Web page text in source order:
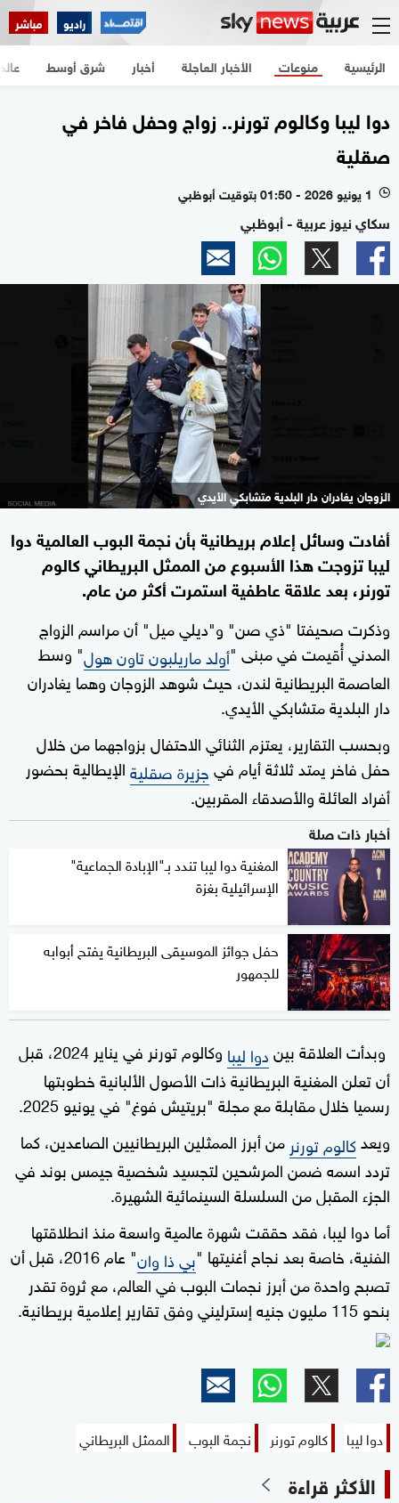
راديو مباشر
الرئيسية الأخبار العاجلة أخبار شرق أوسط منوعات
دوا ليبا وكالوم تورنر.. زواج وحفل فاخر في
صقلية
l 1 يونيو 2026 - 01:50 بتوقيت أبوظبي
سكاي نيوز عربية - أبوظبي
الزوجان يغادران دار البلدية متشابكي الأيدي
أفادت وسائل إعلام بريطانية بأن نجمة البوب العالمية دوا
ليبا تزوجت هذا الأسبوع من الممثل البريطاني كالوم
تورنر، بعد علاقة عاطفية استمرت أكثر من عام.
وذكرت صحيفتا "ذي صن" و"ديلي ميل" أن مراسم الزواج
المدني أُقيمت في مبنى "أولد ماريلبون تاون هول" وسط
العاصمة البريطانية لندن، حيث شوهد الزوجان وهما يغادران
دار البلدية متشابكي الأيدي.
وبحسب التقارير، يعتزم الثنائي الاحتفال بزواجهما من خلال
حفل فاخر يمتد ثلاثة أيام فيجزيرة صقليةالإيطالية بحضور
أفراد العائلة والأصدقاء المقربين.
أخبار ذات صلة
المغنية دوا ليبا تندد بـ"الإبادة الجماعية"
الإسرائيلية بغزة
حفل جوائز الموسيقى البريطانية يفتح أبوابه
للجمهور
وبدأت العلاقة بيندوا ليبا
وكالوم تورنر في يناير 2024، قبل
أن تعلن المغنية البريطانية ذات الأصول الألبانية خطوبتها
رسميا خلال مقابلة مع مجلة "بريتيش فوغ" في يونيو 2025.
ويعدكالوم تورنر من أبرز الممثلين البريطانيين الصاعدين، كما
تردد اسمه ضمن المرشحين لتجسيد شخصية جيمس بوند في
الجزء المقبل من السلسلة السينمائية الشهيرة.
أما دوا ليبا، فقد حققت شهرة عالمية واسعة منذ انطلاقتها
الفنية، خاصة بعد نجاح أغنيتها "بي ذا وان
" عام 2016، قبل أن
تصبح واحدة من أبرز نجمات البوب في العالم، مع ثروة تقدر
بنحو 115 مليون جنيه إسترليني وفق تقارير إعلامية بريطانية.
دوا ليبا كالوم تورنر نجمة البوب الممثل البريطاني
الأكثر قراءة